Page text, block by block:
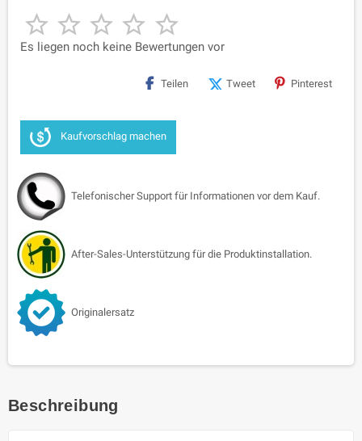
    
Es liegen noch keine Bewertungen vor
Teilen Tweet Pinterest
Kaufvorschlag machen
Telefonischer Support für Informationen vor dem Kauf.
After-Sales-Unterstützung für die Produktinstallation.
Originalersatz
Beschreibung